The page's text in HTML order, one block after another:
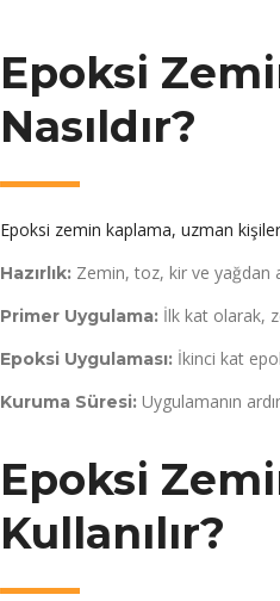
Epoksi
Nasıldır?
Epoksi zemin kaplama, uzman
Hazırlık: Zemin, toz, kir ve yağdan
Primer Uygulama: İlk kat olarak,
Epoksi Uygulaması: İkinci kat
Kuruma Süresi: Uygulamanın
Epoksi
Kullanılır?